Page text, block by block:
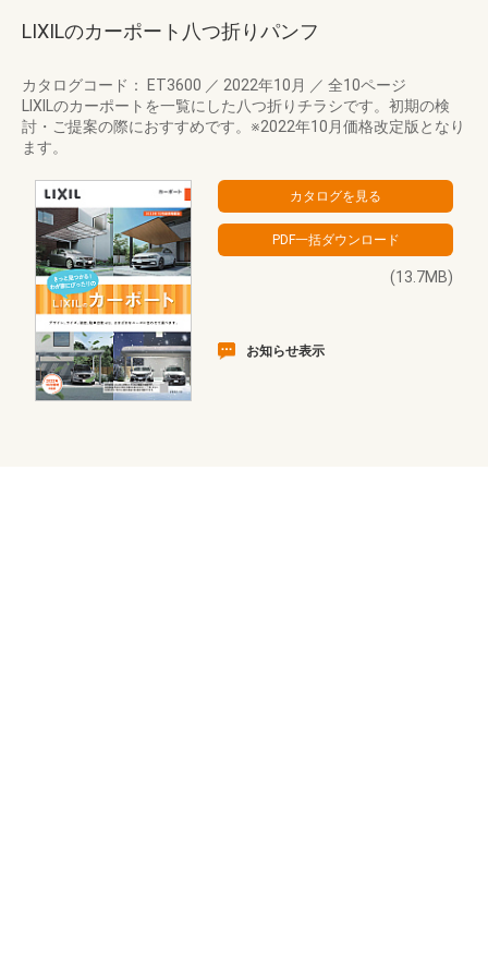
LIXILのカーポート八つ折りパンフ
カタログコード： ET3600 ／ 2022年10月 ／ 全10ページ
LIXILのカーポートを一覧にした八つ折りチラシです。初期の検
討・ご提案の際におすすめです。※2022年10月価格改定版となり
ます。
(13.7MB)
お知らせ表示